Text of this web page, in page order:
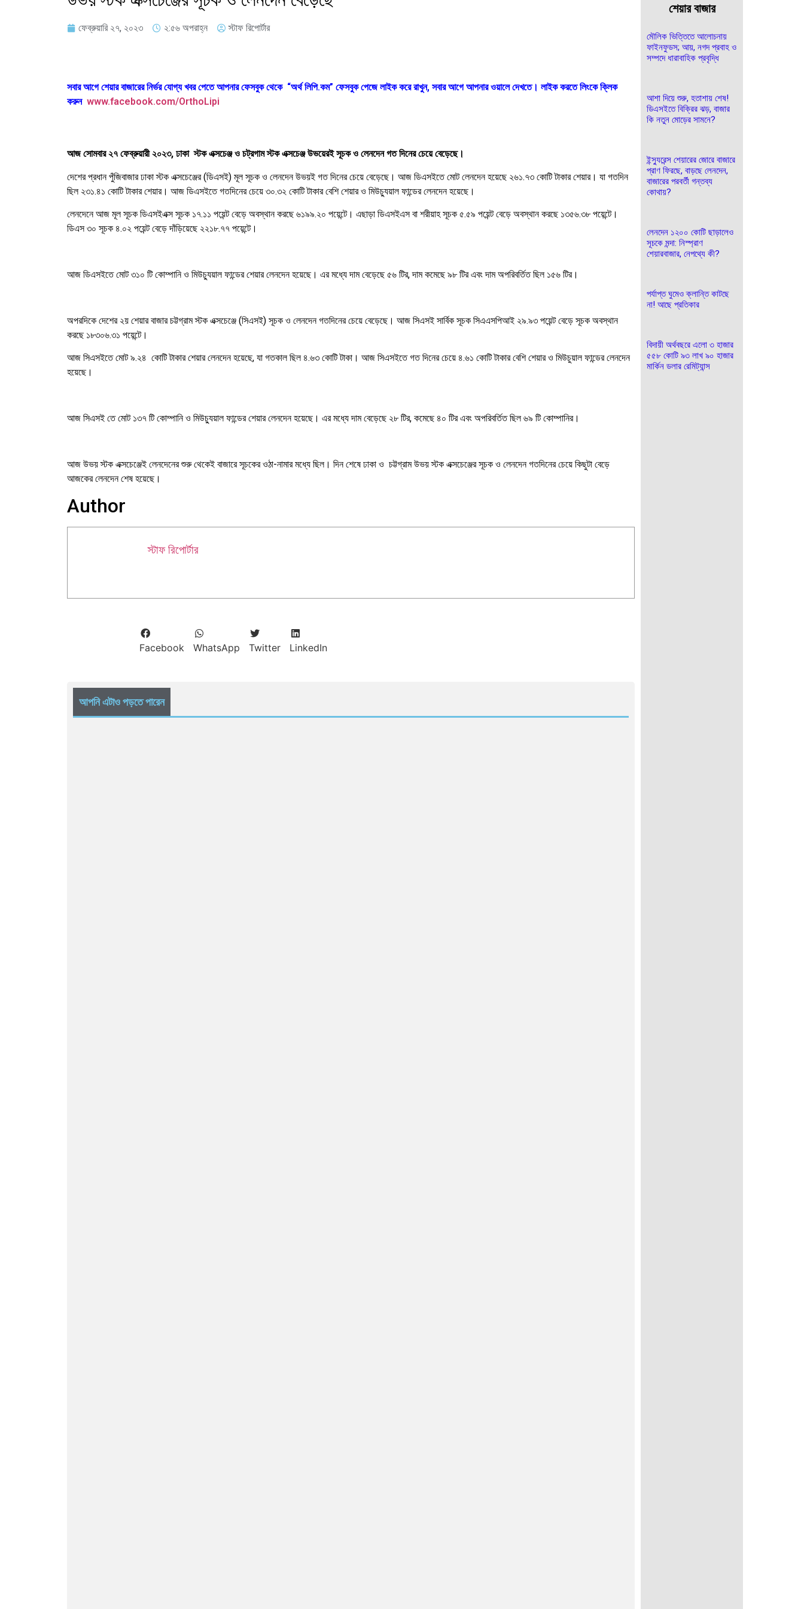
ফেব্রুয়ারি ২৭, ২০২৩ ২:৫৬ অপরাহ্ন স্টাফ রিপোর্টার
সবার আগে শেয়ার বাজারের নির্ভর যোগ্য খবর পেতে আপনার ফেসবুক থেকে “অর্থ লিপি.কম” ফেসবুক পেজে লাইক করে রাখুন, সবার আগে আপনার ওয়ালে দেখতে। লাইক করতে লিংকে ক্লিক
করুন www.facebook.com/OrthoLipi
আজ সোমবার ২৭ ফেব্রুয়ারী ২০২৩, ঢাকা স্টক এক্সচেঞ্জ ও চট্রগাম স্টক এক্সচেঞ্জ উভয়েরই সূচক ও লেনদেন গত দিনের চেয়ে বেড়েছে।
দেশের প্রধান পুঁজিবাজার ঢাকা স্টক এক্সচেঞ্জের (ডিএসই) মূল সূচক ও লেনদেন উভয়ই গত দিনের চেয়ে বেড়েছে। আজ ডিএসইতে মোট লেনদেন হয়েছে ২৬১.৭৩ কোটি টাকার শেয়ার। যা গতদিন
ছিল ২৩১.৪১ কোটি টাকার শেয়ার। আজ ডিএসইতে গতদিনের চেয়ে ৩০.৩২ কোটি টাকার বেশি শেয়ার ও মিউচ্যুয়াল ফান্ডের লেনদেন হয়েছে।
লেনদেনে আজ মূল সূচক ডিএসইএক্স সূচক ১৭.১১ পয়েন্ট বেড়ে অবস্থান করছে ৬১৯৯.২০ পয়েন্টে। এছাড়া ডিএসইএস বা শরীয়াহ সূচক ৫.৫৯ পয়েন্ট বেড়ে অবস্থান করছে ১৩৫৬.৩৮ পয়েন্টে।
ডিএস ৩০ সূচক ৪.০২ পয়েন্ট বেড়ে দাঁড়িয়েছে ২২১৮.৭৭ পয়েন্টে।
আজ ডিএসইতে মোট ৩১০ টি কোম্পানি ও মিউচ্যুয়াল ফান্ডের শেয়ার লেনদেন হয়েছে। এর মধ্যে দাম বেড়েছে ৫৬ টির, দাম কমেছে ৯৮ টির এবং দাম অপরিবর্তিত ছিল ১৫৬ টির।
অপরদিকে দেশের ২য় শেয়ার বাজার চট্টগ্রাম স্টক এক্সচেঞ্জে (সিএসই) সূচক ও লেনদেন গতদিনের চেয়ে বেড়েছে। আজ সিএসই সার্বিক সূচক সিএএসপিআই ২৯.৯৩ পয়েন্ট বেড়ে সূচক অবস্থান
করছে ১৮৩০৬.৩১ পয়েন্টে।
আজ সিএসইতে মোট ৯.২৪ কোটি টাকার শেয়ার লেনদেন হয়েছে, যা গতকাল ছিল ৪.৬৩ কোটি টাকা। আজ সিএসইতে গত দিনের চেয়ে ৪.৬১ কোটি টাকার বেশি শেয়ার ও মিউচুয়াল ফান্ডের লেনদেন
হয়েছে।
আজ সিএসই তে মোট ১৩৭ টি কোম্পানি ও মিউচ্যুয়াল ফান্ডের শেয়ার লেনদেন হয়েছে। এর মধ্যে দাম বেড়েছে ২৮ টির, কমেছে ৪০ টির এবং অপরিবর্তিত ছিল ৬৯ টি কোম্পানির।
আজ উভয় স্টক এক্সচেঞ্জেই লেনদেনের শুরু থেকেই বাজারে সূচকের ওঠা-নামার মধ্যে ছিল। দিন শেষে ঢাকা ও চট্টগ্রাম উভয় স্টক এক্সচেঞ্জের সূচক ও লেনদেন গতদিনের চেয়ে কিছুটা বেড়ে
আজকের লেনদেন শেষ হয়েছে।
Author
স্টাফ রিপোর্টার
Facebook WhatsApp Twitter LinkedIn
আপনি এটাও পড়তে পারেন
শেয়ার বাজার
মৌলিক ভিত্তিতে আলোচনায়
ফাইনফুডস; আয়, নগদ প্রবাহ ও
সম্পদে ধারাবাহিক প্রবৃদ্ধি
আশা দিয়ে শুরু, হতাশায় শেষ!
ডিএসইতে বিক্রির ঝড়, বাজার
কি নতুন মোড়ের সামনে?
ইন্স্যুরেন্স শেয়ারের জোরে বাজারে
প্রাণ ফিরছে, বাড়ছে লেনদেন,
বাজারের পরবর্তী গন্তব্য
কোথায়?
লেনদেন ১২০০ কোটি ছাড়ালেও
সূচকে মন্দা: নিস্প্রাণ
শেয়ারবাজার, নেপথ্যে কী?
পর্যাপ্ত ঘুমেও ক্লান্তি কাটছে
না! আছে প্রতিকার
বিদায়ী অর্থবছরে এলো ৩ হাজার
৫৫৮ কোটি ৯৩ লাখ ৯০ হাজার
মার্কিন ডলার রেমিট্যান্স